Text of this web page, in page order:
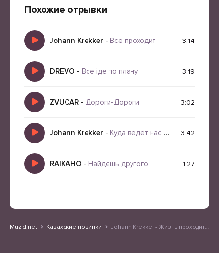
Похожие отрывки
Johann Krekker - Всё проходит 3:14
DREVO - Все іде по плану 3:19
ZVUCAR - Дороги-Дороги 3:02
Johann Krekker - Куда ведёт нас путь 3:42
RAIKAHO - Найдёшь другого 1:27
Muzid.net Казахские новинки Johann Krekker - Жизнь проходит не по плану